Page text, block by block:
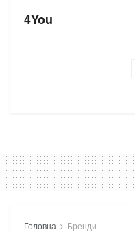
4You
Головна Бренди